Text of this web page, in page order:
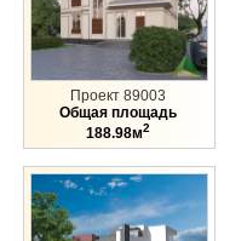
Проект 89003
Общая площадь
188.98м2